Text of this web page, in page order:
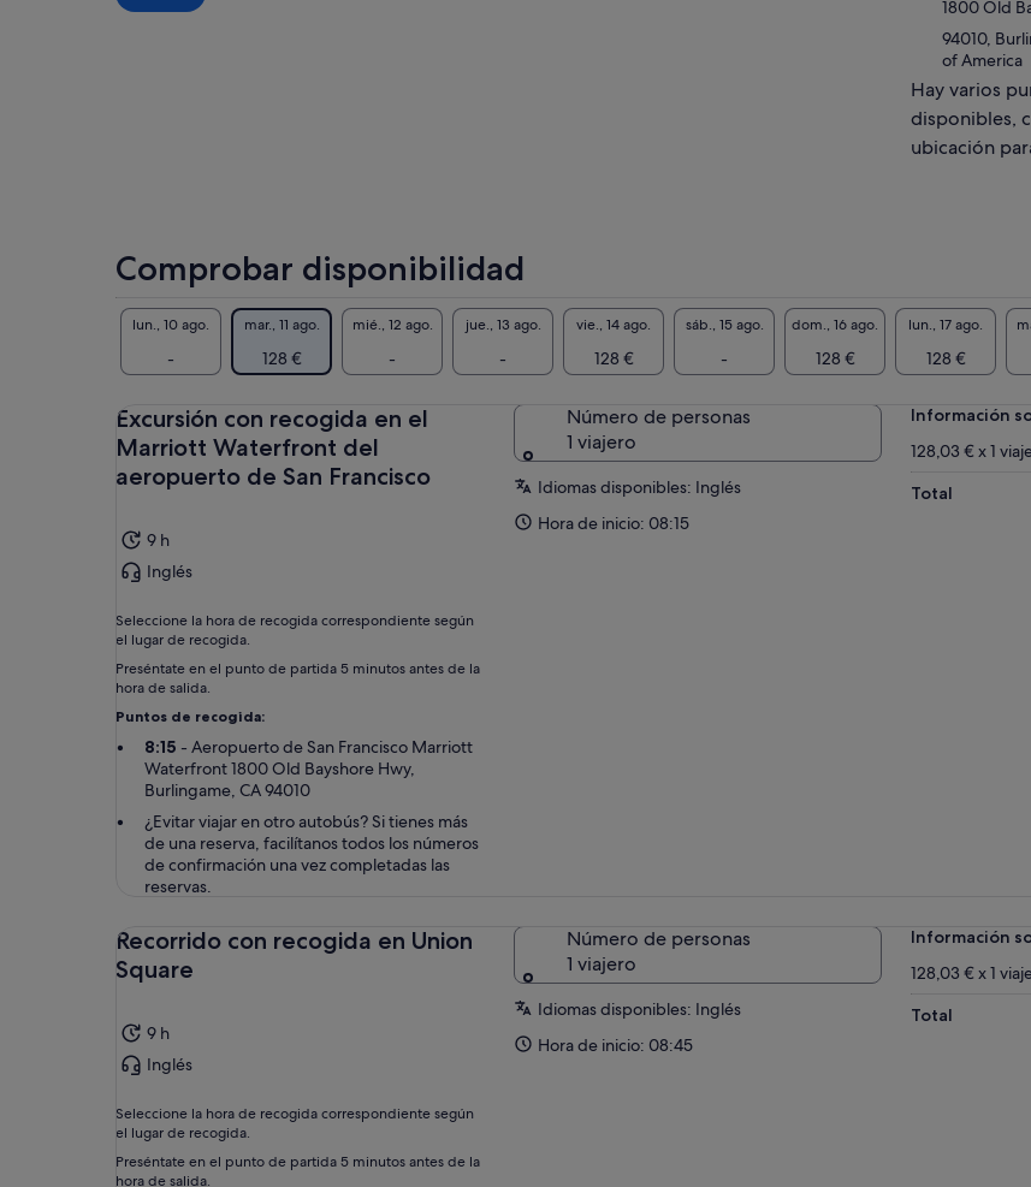
por
1800 Old
94010,
of America
Hay varios
disponibles,
ubicación
Comprobar disponibilidad
lun., 10 ago.
-
mar., 11 ago.
128 €
mié., 12 ago.
-
jue., 13 ago.
-
vie., 14 ago.
128 €
sáb., 15 ago.
-
dom., 16 ago.
128 €
lun., 17 ago.
128 €
Excursión con recogida en el
Marriott Waterfront del
aeropuerto de San Francisco
9 h
Inglés
Seleccione la hora de recogida correspondiente según
el lugar de recogida.
Preséntate en el punto de partida 5 minutos antes de la
hora de salida.
Puntos de recogida:
8:15 - Aeropuerto de San Francisco Marriott
Waterfront 1800 Old Bayshore Hwy,
Burlingame, CA 94010
¿Evitar viajar en otro autobús? Si tienes más
de una reserva, facilítanos todos los números
de confirmación una vez completadas las
reservas.
Número de personas
1 viajero
Idiomas disponibles: Inglés
Hora de inicio: 08:15
Información
128,03 € x 1
Total
Recorrido con recogida en Union
Square
9 h
Inglés
Seleccione la hora de recogida correspondiente según
el lugar de recogida.
Preséntate en el punto de partida 5 minutos antes de la
hora de salida.
Número de personas
1 viajero
Idiomas disponibles: Inglés
Hora de inicio: 08:45
Información
128,03 € x 1
Total